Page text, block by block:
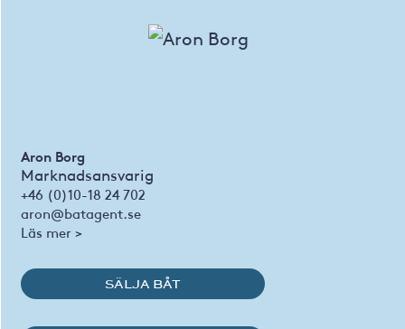
Aron Borg
Marknadsansvarig
+46 (0)10-18 24 702
aron@batagent.se
Läs mer >
SÄLJA BÅT